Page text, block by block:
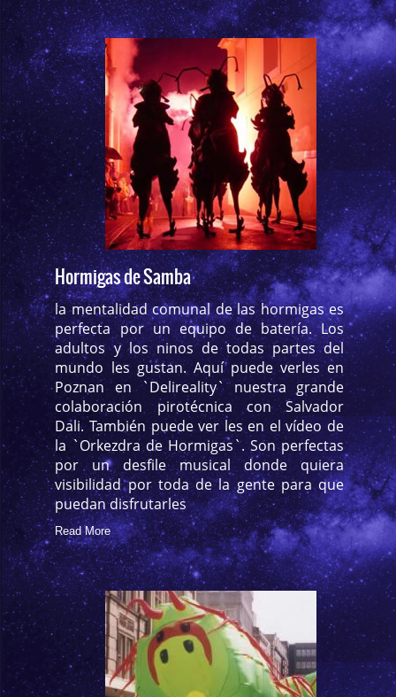
Hormigas de Samba
la mentalidad comunal de las hormigas es
perfecta por un equipo de batería. Los
adultos y los ninos de todas partes del
mundo les gustan. Aquí puede verles en
Poznan en `Delireality` nuestra grande
colaboración pirotécnica con Salvador
Dali. También puede ver les en el vídeo de
la `Orkezdra de Hormigas`. Son perfectas
por un desfile musical donde quiera
visibilidad por toda de la gente para que
puedan disfrutarles
Read More